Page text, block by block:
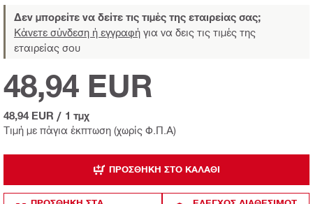
Δεν μπορείτε να δείτε τις τιμές της εταιρείας σας;
Κάνετε σύνδεση ή εγγραφή για να δεις τις τιμές της
εταιρείας σου
Τιμή με πάγια έκπτωση (χωρίς Φ.Π.Α)
48,94 EUR
48,94 EUR / 1 τμχ
ΠΡΟΣΘΉΚΗ ΣΤΟ ΚΑΛΆΘΙ